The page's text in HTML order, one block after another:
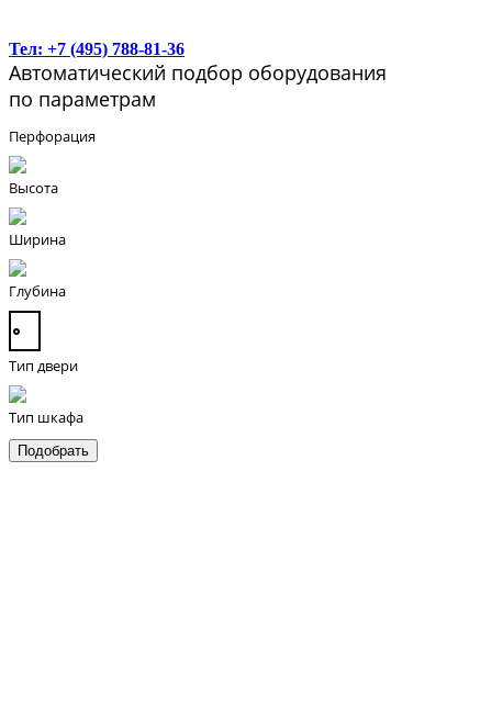
Тел: +7 (495) 788-81-36
Автоматический подбор оборудования
по параметрам
Перфорация
Высота
Ширина
Глубина
Тип двери
Тип шкафа